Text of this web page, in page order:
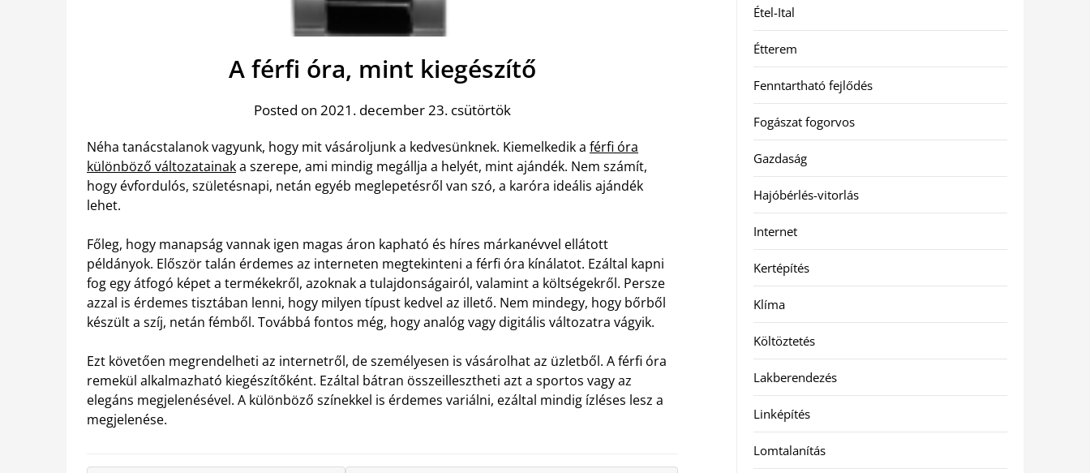
A férfi óra, mint kiegészítő
Posted on 2021. december 23. csütörtök
Néha tanácstalanok vagyunk, hogy mit vásároljunk a kedvesünknek. Kiemelkedik a férfi óra
különböző változatainaka szerepe, ami mindig megállja a helyét, mint ajándék. Nem számít,
hogy évfordulós, születésnapi, netán egyéb meglepetésről van szó, a karóra ideális ajándék
lehet.
Főleg, hogy manapság vannak igen magas áron kapható és híres márkanévvel ellátott
példányok. Először talán érdemes az interneten megtekinteni a férfi óra kínálatot. Ezáltal kapni
fog egy átfogó képet a termékekről, azoknak a tulajdonságairól, valamint a költségekről. Persze
azzal is érdemes tisztában lenni, hogy milyen típust kedvel az illető. Nem mindegy, hogy bőrből
készült a szíj, netán fémből. Továbbá fontos még, hogy analóg vagy digitális változatra vágyik.
Ezt követően megrendelheti az internetről, de személyesen is vásárolhat az üzletből. A férfi óra
remekül alkalmazható kiegészítőként. Ezáltal bátran összeillesztheti azt a sportos vagy az
elegáns megjelenésével. A különböző színekkel is érdemes variálni, ezáltal mindig ízléses lesz a
megjelenése.
Étel-Ital
Étterem
Fenntartható fejlődés
Fogászat fogorvos
Gazdaság
Hajóbérlés-vitorlás
Internet
Kertépítés
Klíma
Költöztetés
Lakberendezés
Linképítés
Lomtalanítás